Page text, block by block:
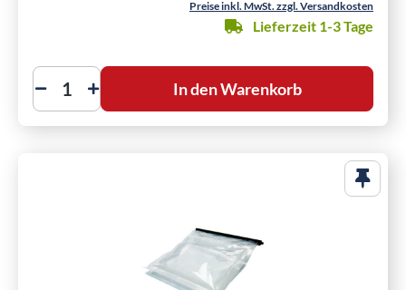
Preise inkl. MwSt. zzgl. Versandkosten
Lieferzeit 1-3 Tage
In den Warenkorb